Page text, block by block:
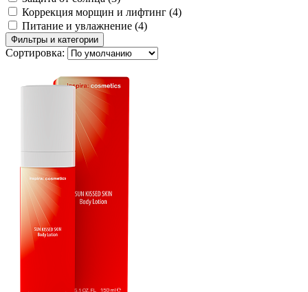
Коррекция морщин и лифтинг (4)
Питание и увлажнение (4)
Фильтры и категории
Сортировка: